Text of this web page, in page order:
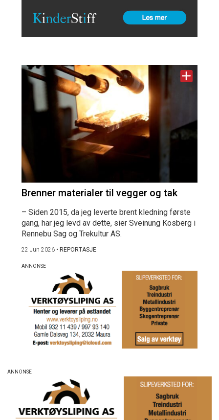
Brenner materialer til vegger og tak
– Siden 2015, da jeg leverte brent kledning første
gang, har jeg levd av dette, sier Sveinung Kosberg i
Rennebu Sag og Trekultur AS.
22 Jun 2026 • REPORTASJE